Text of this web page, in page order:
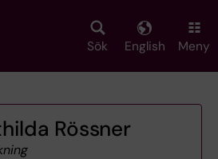
Sök English Meny
Rössner